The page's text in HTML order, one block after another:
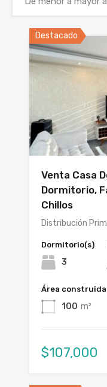
Destacado
Venta Casa
Dormitorio,
Chillos
Distribución
Dormitorio(s)
3
Área construida
100 m²
$107,000